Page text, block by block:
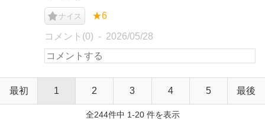
ナイス ★6
コメント(0) 2026/05/28
最初 1 2 3 4 5 最後
全244件中 1-20 件を表示